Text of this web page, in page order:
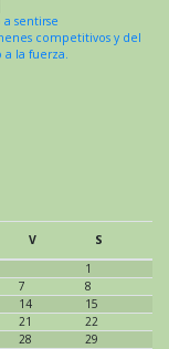
sentirse
competitivos y del
la fuerza.
V
S
1
7
8
14
15
21
22
28
29